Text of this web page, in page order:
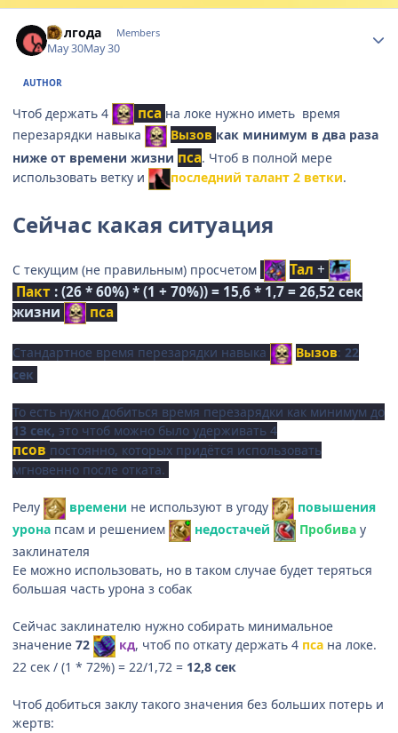
Полгода Members
May 30May 30
AUTHOR
Чтоб держать 4 пса на локе нужно иметь время
перезарядки навыка
Вызов как минимум в два раза
ниже от времени жизни пса. Чтоб в полной мере
использовать ветку и
последний талант 2 ветки.
Сейчас какая ситуация
С текущим (не правильным) просчетом Тал +
Пакт : (26 * 60%) * (1 + 70%)) = 15,6 * 1,7 = 26,52 сек
жизни
пса
Стандартное время перезарядки навыка Вызов: 22
сек
То есть нужно добиться время перезарядки как минимум до
13 сек, это чтоб можно было удерживать 4
псов постоянно, которых придётся использовать
мгновенно после отката.
Релу времени не используют в угоду
повышения
урона псам и решением недостачей Пробива у
заклинателя
Ее можно использовать, но в таком случае будет теряться
большая часть урона з собак
Сейчас заклинателю нужно собирать минимальное
значение 72 кд, чтоб по откату держать 4 пса на локе.
22 сек / (1 * 72%) = 22/1,72 = 12,8 сек
Чтоб добиться заклу такого значения без больших потерь и
жертв: